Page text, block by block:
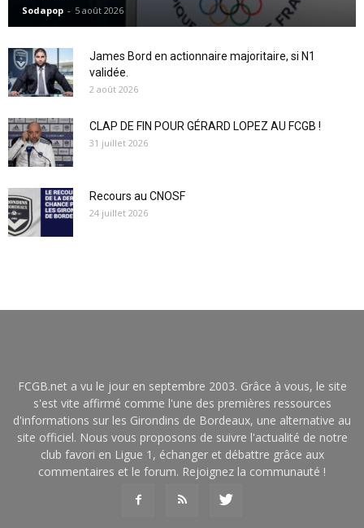
Sodapop - 5 août 2026
James Bord en actionnaire majoritaire, si N1
validée.
2 août 2026
CLAP DE FIN POUR GÉRARD LOPEZ AU FCGB !
31 juillet 2026
Recours au CNOSF
24 juillet 2026
FCGB.net a vu le jour en septembre 2003. Grâce à vous, le site
s'est vite affirmé comme l'une des premières ressources
d'informations sur les Girondins de Bordeaux, une alternative au
site officiel. Nous vous proposons de suivre l'actualité de notre
club favori en Ligue 1, échanger et débattre grâce aux
commentaires et le forum. Rejoignez la communauté !